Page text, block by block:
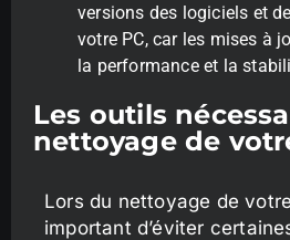
versions des logiciels et
votre PC, car les mises à
la performance et la
Les outils
nettoyage de
Lors du nettoyage de
important d’éviter